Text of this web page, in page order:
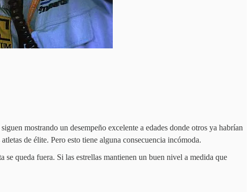
mostrando un desempeño excelente a edades donde otros ya habrían
de élite. Pero esto tiene alguna consecuencia incómoda.
queda fuera. Si las estrellas mantienen un buen nivel a medida que